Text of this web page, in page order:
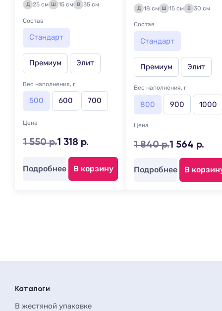
Д 25 см Ш 15 см В 35 см
Состав
Стандарт
Премиум Элит
Вес наполнения, г
500 600 700
Цена
1 550 р.1 318 р.
Подробнее В корзину
Д 18 см Ш 15 см В 30 см
Состав
Стандарт
Премиум Элит
Вес наполнения, г
800 900 1000
Цена
1 840 р.1 564 р.
Подробнее В
Каталоги
В жестяной упаковке